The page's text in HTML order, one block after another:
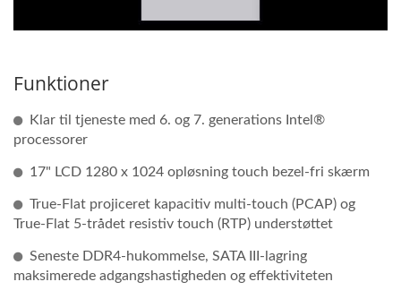
Funktioner
Klar til tjeneste med 6. og 7. generations Intel®
processorer
17" LCD 1280 x 1024 opløsning touch bezel-fri skærm
True-Flat projiceret kapacitiv multi-touch (PCAP) og
True-Flat 5-trådet resistiv touch (RTP) understøttet
Seneste DDR4-hukommelse, SATA III-lagring
maksimerede adgangshastigheden og effektiviteten